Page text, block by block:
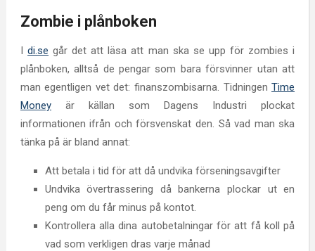
Zombie i plånboken
Idi.se går det att läsa att man ska se upp för zombies i
plånboken, alltså de pengar som bara försvinner utan att
man egentligen vet det: finanszombisarna. TidningenTime
Moneyär källan som Dagens Industri plockat
informationen ifrån och försvenskat den. Så vad man ska
tänka på är bland annat:
Att betala i tid för att då undvika förseningsavgifter
Undvika övertrassering då bankerna plockar ut en
peng om du får minus på kontot.
Kontrollera alla dina autobetalningar för att få koll på
vad som verkligen dras varje månad